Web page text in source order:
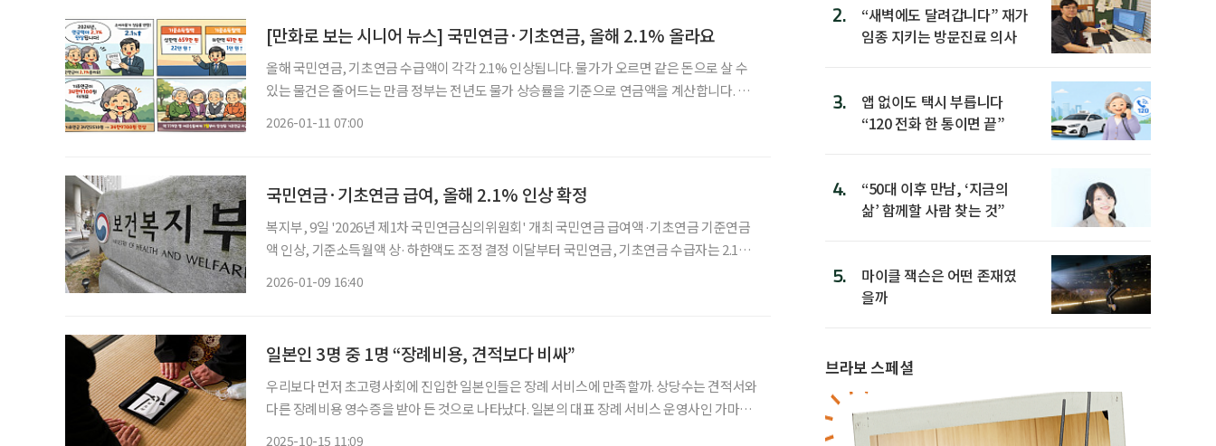
[만화로 보는 시니어 뉴스] 국민연금·기초연금, 올해 2.1% 올라요
올해 국민연금, 기초연금 수급액이 각각 2.1% 인상됩니다. 물가가 오르면 같은 돈으로 살 수
있는 물건은 줄어드는 만큼 정부는 전년도 물가 상승률을 기준으로 연금액을 계산합니다. 이
2026-01-11 07:00
국민연금·기초연금 급여, 올해 2.1% 인상 확정
복지부, 9일 '2026년 제1차 국민연금심의위원회' 개최 국민연금 급여액·기초연금 기준연금
액 인상, 기준소득월액 상·하한액도 조정 결정 이달부터 국민연금, 기초연금 수급자는 2.1%
2026-01-09 16:40
일본인 3명 중 1명 “장례비용, 견적보다 비싸”
우리보다 먼저 초고령사회에 진입한 일본인들은 장례 서비스에 만족할까. 상당수는 견적서와
다른 장례비용 영수증을 받아 든 것으로 나타났다. 일본의 대표 장례 서비스 운영사인 가마쿠
2025-10-15 11:09
2.
“새벽에도 달려갑니다” 재가
임종 지키는 방문진료 의사
3.
앱 없이도 택시 부릅니다
“120 전화 한 통이면 끝”
4.
“50대 이후 만남, ‘지금의
삶’ 함께할 사람 찾는 것”
5.
마이클 잭슨은 어떤 존재였
을까
브라보 스페셜